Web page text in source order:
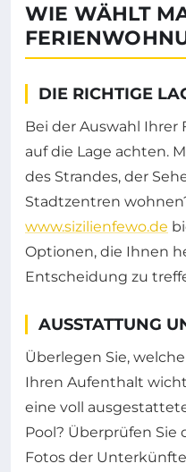
WIE WÄHLT
DIE RICHTIGE
Bei der Auswahl
auf die Lage achten.
des Strandes, der
Stadtzentren
www.sizilienfewo.de
Optionen, die Ihnen
Entscheidung zu
AUSSTATTUNG
Überlegen Sie,
Ihren Aufenthalt
eine voll
Pool? Überprüfen
Fotos der